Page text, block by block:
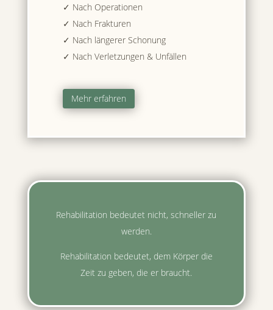
✓ Nach Operationen
✓ Nach Frakturen
✓ Nach längerer Schonung
✓ Nach Verletzungen & Unfällen
Mehr erfahren
Rehabilitation bedeutet nicht, schneller zu
werden.
Rehabilitation bedeutet, dem Körper die
Zeit zu geben, die er braucht.